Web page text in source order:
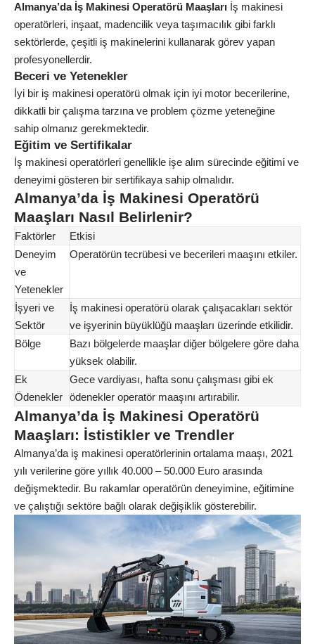
Almanya’da İş Makinesi Operatörü Maaşları İş makinesi
operatörleri, inşaat, madencilik veya taşımacılık gibi farklı
sektörlerde, çeşitli iş makinelerini kullanarak görev yapan
profesyonellerdir.
Beceri ve Yetenekler
İyi bir iş makinesi operatörü olmak için iyi motor becerilerine,
dikkatli bir çalışma tarzına ve problem çözme yeteneğine
sahip olmanız gerekmektedir.
Eğitim ve Sertifikalar
İş makinesi operatörleri genellikle işe alım sürecinde eğitimi ve
deneyimi gösteren bir sertifikaya sahip olmalıdır.
Almanya’da İş Makinesi Operatörü
Maaşları Nasıl Belirlenir?
Faktörler
Etkisi
Deneyim
ve
Yetenekler
Operatörün tecrübesi ve becerileri maaşını etkiler.
İşyeri ve
Sektör
İş makinesi operatörü olarak çalışacakları sektör
ve işyerinin büyüklüğü maaşları üzerinde etkilidir.
Bölge
Bazı bölgelerde maaşlar diğer bölgelere göre daha
yüksek olabilir.
Ek
Ödenekler
Gece vardiyası, hafta sonu çalışması gibi ek
ödenekler operatör maaşını artırabilir.
Almanya’da İş Makinesi Operatörü
Maaşları: İstistikler ve Trendler
Almanya’da iş makinesi operatörlerinin ortalama maaşı, 2021
yılı verilerine göre yıllık 40.000 – 50.000 Euro arasında
değişmektedir. Bu rakamlar operatörün deneyimine, eğitimine
ve çalıştığı sektöre bağlı olarak değişiklik gösterebilir.